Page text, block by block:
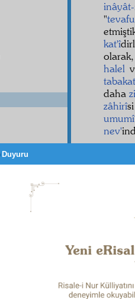
"
kat'î
halel
daha
zâhirî
umumî
nev'
Duyuru